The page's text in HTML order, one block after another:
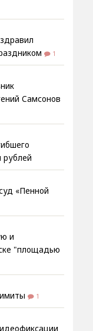
1
Самсонов
рублей
«Пенной
и
"площадью
1